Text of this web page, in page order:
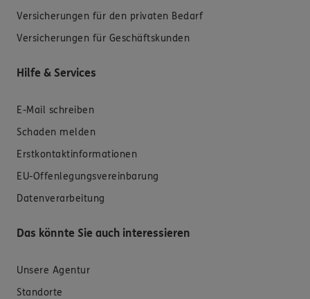
Versicherungen für den privaten Bedarf
Versicherungen für Geschäftskunden
Hilfe & Services
E-Mail schreiben
Schaden melden
Erstkontaktinformationen
EU-Offenlegungsvereinbarung
Datenverarbeitung
Das könnte Sie auch interessieren
Unsere Agentur
Standorte